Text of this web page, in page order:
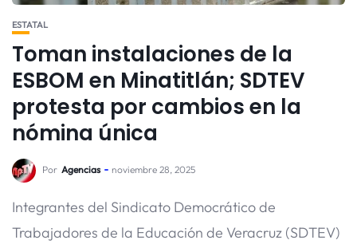
ESTATAL
Toman instalaciones de la
ESBOM en Minatitlán; SDTEV
protesta por cambios en la
nómina única
Por Agencias noviembre 28, 2025
Integrantes del Sindicato Democrático de
Trabajadores de la Educación de Veracruz (SDTEV)